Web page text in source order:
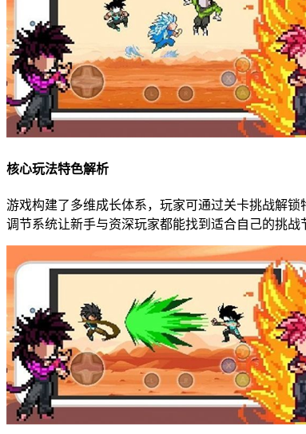
核心玩法特色解析
游戏构建了多维成长体系，玩家可通过关卡挑战解
调节系统让新手与资深玩家都能找到适合自己的挑战